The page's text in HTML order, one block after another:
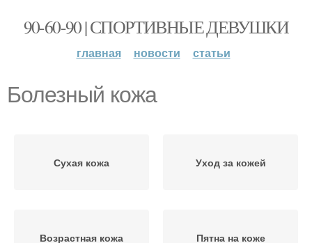
90-60-90 | СПОРТИВНЫЕ ДЕВУШКИ
главная новости статьи
Болезный кожа
Сухая кожа Уход за кожей
Возрастная кожа Пятна на коже